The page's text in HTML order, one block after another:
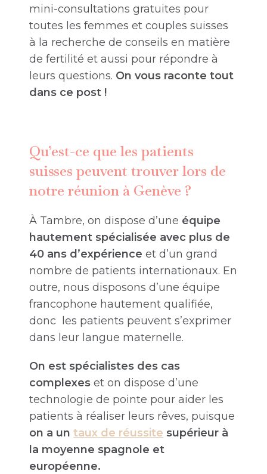
mini-consultations gratuites pour
toutes les femmes et couples suisses
à la recherche de conseils en matière
de fertilité et aussi pour répondre à
leurs questions. On vous raconte tout
dans ce post !
Qu’est-ce que les patients
suisses peuvent trouver lors de
notre réunion à Genève ?
À Tambre, on dispose d’une équipe
hautement spécialisée avec plus de
40 ans d’expérience et d’un grand
nombre de patients internationaux. En
outre, nous disposons d’une équipe
francophone hautement qualifiée,
donc les patients peuvent s’exprimer
dans leur langue maternelle.
On est spécialistes des cas
complexes et on dispose d’une
technologie de pointe pour aider les
patients à réaliser leurs rêves, puisque
on a un taux de réussite supérieur à
la moyenne spagnole et
européenne.